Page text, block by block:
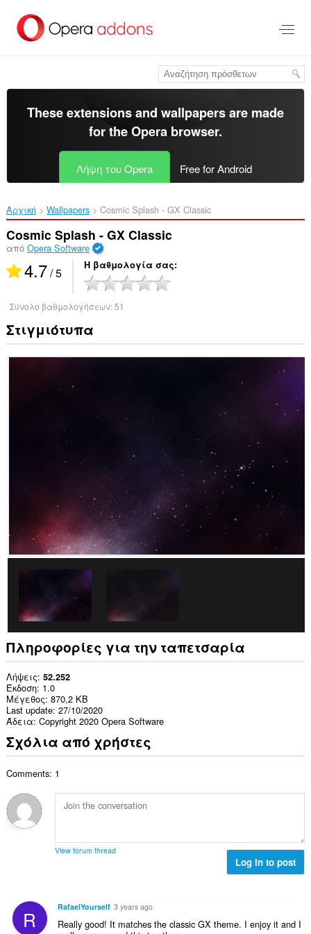
στο
κύριο
These extensions and wallpapers are made
for theOpera browser.
Λήψη του Opera Free for Android
Αρχική Wallpapers Cosmic Splash - GX Classic‎
Cosmic Splash - GX Classic
από Opera Software
4.7/ 5 Η βαθμολογία σας
Σύνολο βαθμολογήσεων:51
Στιγμιότυπα
Πληροφορίες για την ταπετσαρία
Λήψεις 52.252
Έκδοση 1.0
Μέγεθος 870,2 KB
Last update 27/10/2020
Άδεια Copyright 2020 Opera Software
Σχόλια από χρήστες
Comments: 1
View forum thread
Log in to post
R RafaelYourself 3 years ago
Really good! It matches the classic GX theme. I enjoy it and I